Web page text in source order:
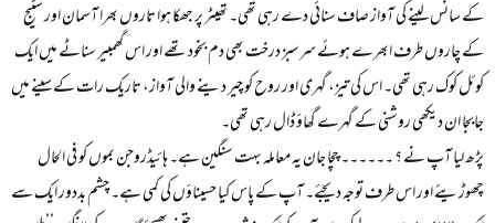
کے سانس لینے کی آواز صاف سنائی دے رہی تھی۔ تھیٹر پر جھکا ہوا تاروں بھرا آسمان اور سٹیج
کے چاروں طرف ابھرے ہوئے سرسبز درخت بھی دم بخود تھے اور اس گھمبیر سناٹے میں ایک
کوئل کوک رہی تھی۔ اس کی تیز، گہری اور روح کو چیر دینے والی آواز، تاریک رات کے سینے میں
جابجا ان دیکھی روشنی کے گہرے گھاؤ ڈال رہی تھی۔
پڑھ لیا آپ نے ؟ ۔۔۔۔۔۔ چچا جان یہ معاملہ بہت سنگین ہے۔ ہائیڈروجن بموں کو فی الحال
چھوڑیئے اور اس طرف توجہ دیجئے۔ آپ کے پاس کیا حسیناؤں کی کمی ہے۔ چشم بددور ایک سے